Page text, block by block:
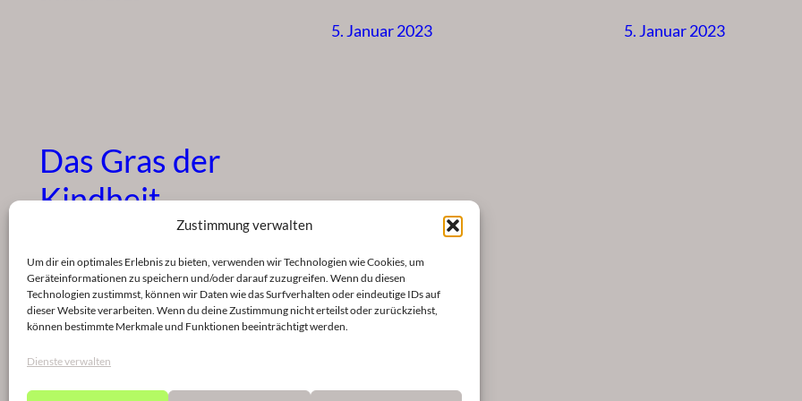
Zustimmung verwalten
Um dir ein optimales Erlebnis zu bieten, verwenden wir Technologien wie Cookies, um
Geräteinformationen zu speichern und/oder darauf zuzugreifen. Wenn du diesen
Technologien zustimmst, können wir Daten wie das Surfverhalten oder eindeutige IDs auf
dieser Website verarbeiten. Wenn du deine Zustimmung nicht erteilst oder zurückziehst,
können bestimmte Merkmale und Funktionen beeinträchtigt werden.
Dienste verwalten
5. Januar 2023 5. Januar 2023
Das Gras der
Kindheit
5. Januar 2023